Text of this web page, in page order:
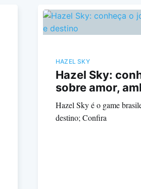
HAZEL SKY
Hazel Sky:
sobre amor,
Hazel Sky é o game
destino; Confira